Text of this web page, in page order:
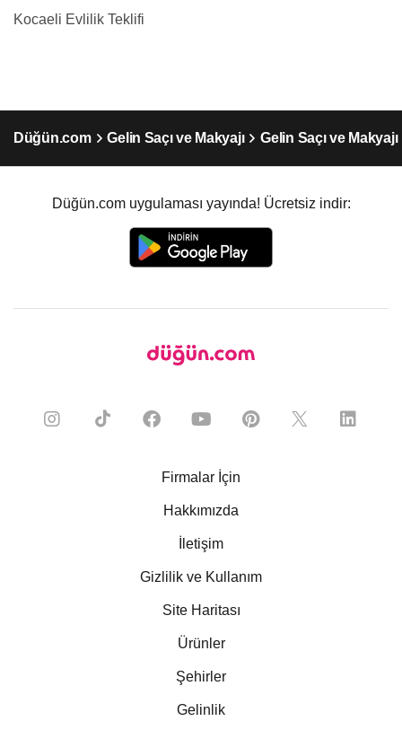
Kocaeli Evlilik Teklifi
Düğün.com Gelin Saçı ve Makyajı Gelin Saçı ve
Düğün.com uygulaması yayında! Ücretsiz indir:
Firmalar İçin
Hakkımızda
İletişim
Gizlilik ve Kullanım
Site Haritası
Ürünler
Şehirler
Gelinlik